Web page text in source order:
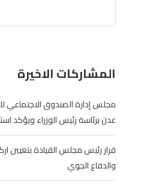
المشاركات الاخيرة
مجلس إدارة الصندوق الاجتماعي
عدن برئاسة رئيس الوزراء ويؤكد
قرار رئيس مجلس القيادة بتعيين
والدفاع الجوي